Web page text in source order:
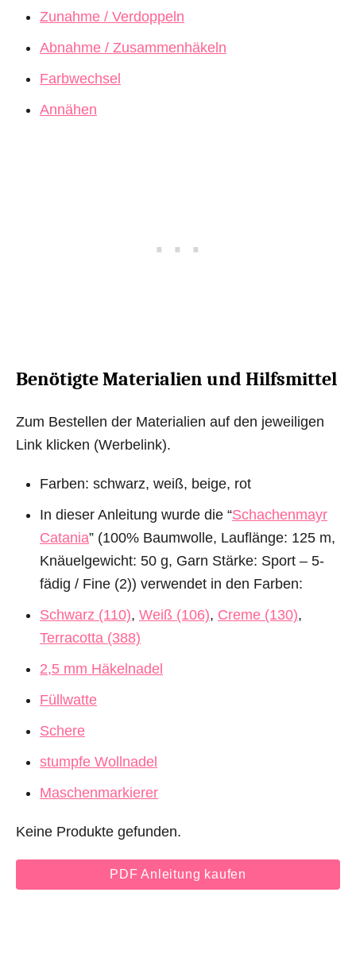
Zunahme / Verdoppeln
Abnahme / Zusammenhäkeln
Farbwechsel
Annähen
Benötigte Materialien und Hilfsmittel
Zum Bestellen der Materialien auf den jeweiligen
Link klicken (Werbelink).
Farben: schwarz, weiß, beige, rot
In dieser Anleitung wurde die “Schachenmayr
Catania” (100% Baumwolle, Lauflänge: 125 m,
Knäuelgewicht: 50 g, Garn Stärke: Sport – 5-
fädig / Fine (2)) verwendet in den Farben:
Schwarz (110), Weiß (106), Creme (130),
Terracotta (388)
2,5 mm Häkelnadel
Füllwatte
Schere
stumpfe Wollnadel
Maschenmarkierer
Keine Produkte gefunden.
PDF Anleitung kaufen